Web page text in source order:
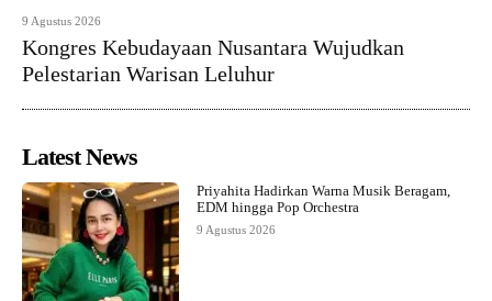
9 Agustus 2026
Kongres Kebudayaan Nusantara Wujudkan
Pelestarian Warisan Leluhur
Latest News
Priyahita Hadirkan Warna Musik Beragam,
EDM hingga Pop Orchestra
9 Agustus 2026